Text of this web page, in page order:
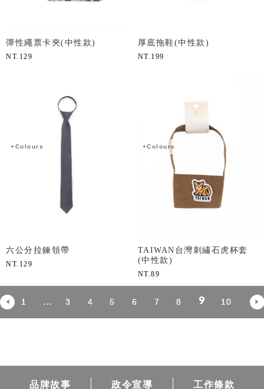
彈性繩票卡夾(中性款)
NT. 129
厚底拖鞋(中性款)
NT. 199
+Colours
六公分拉鍊領帶
NT. 129
+Colours
TAIWAN台灣刺繡石虎杯套
(中性款)
NT. 89
1 ... 3 4 5 6 7 8 9 10
品牌故事 政令宣導 工作條款